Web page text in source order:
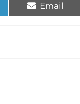
Email